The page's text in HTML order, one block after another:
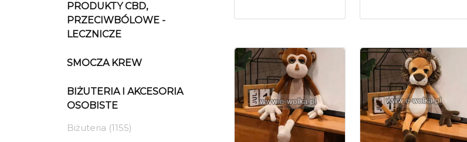
PRODUKTY CBD,
PRZECIWBÓLOWE -
LECZNICZE
SMOCZA KREW
BIŻUTERIA I AKCESORIA
OSOBISTE
Biżuteria (1155)